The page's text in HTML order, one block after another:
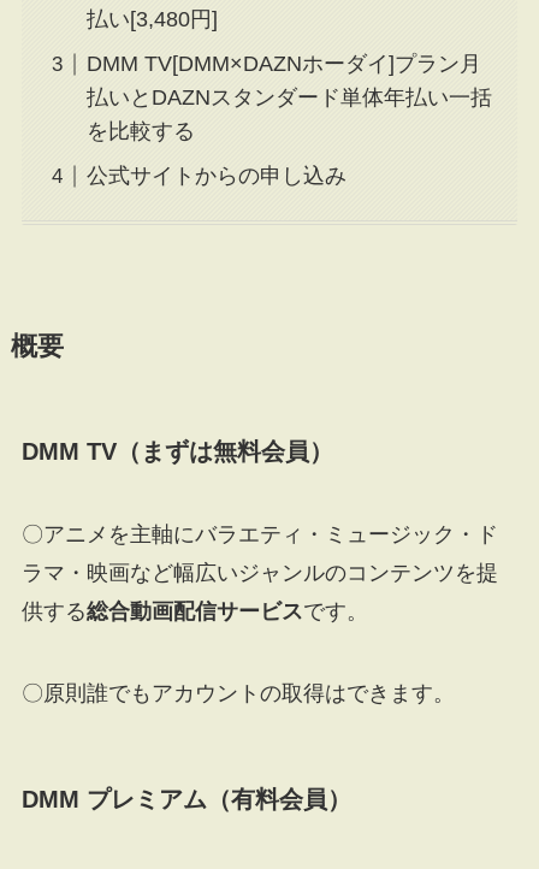
払い[3,480円]
DMM TV[DMM×DAZNホーダイ]プラン月
払いとDAZNスタンダード単体年払い一括
を比較する
公式サイトからの申し込み
概要
DMM TV（まずは無料会員）
〇アニメを主軸にバラエティ・ミュージック・ド
ラマ・映画など幅広いジャンルのコンテンツを提
供する総合動画配信サービスです。
〇原則誰でもアカウントの取得はできます。
DMM プレミアム（有料会員）